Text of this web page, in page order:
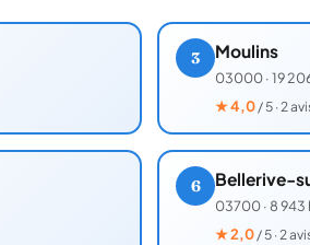
3 Moulins
03000·19
★4,0/ 5 · 2
6 Bellerive-
03700·8 943
★2,0/ 5 · 2